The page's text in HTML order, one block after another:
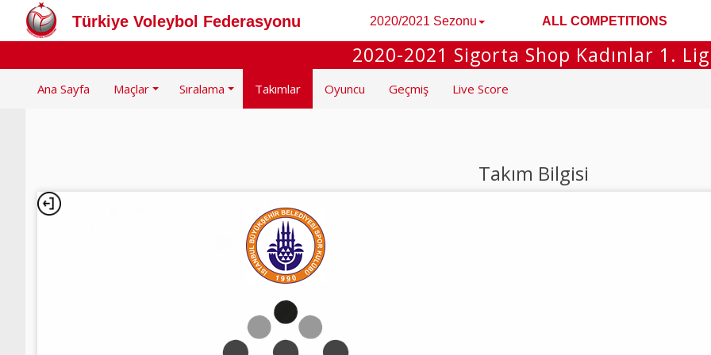
Türkiye Voleybol Federasyonu 2020/2021 Sezonu ALL COMPETITIONS
2020-2021 Sigorta Shop Kadınlar 1.
Ana Sayfa Maçlar Sıralama Takımlar Oyuncu Geçmiş Live Score
Takım Bilgisi